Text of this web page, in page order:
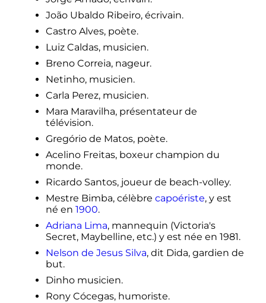
João Ubaldo Ribeiro, écrivain.
Castro Alves, poète.
Luiz Caldas, musicien.
Breno Correia, nageur.
Netinho, musicien.
Carla Perez, musicien.
Mara Maravilha, présentateur de
télévision.
Gregório de Matos, poète.
Acelino Freitas, boxeur champion du
monde.
Ricardo Santos, joueur de beach-volley.
Mestre Bimba, célèbre capoériste, y est
né en 1900.
Adriana Lima, mannequin (Victoria's
Secret, Maybelline, etc.) y est née en 1981.
Nelson de Jesus Silva, dit Dida, gardien de
but.
Dinho musicien.
Rony Cócegas, humoriste.